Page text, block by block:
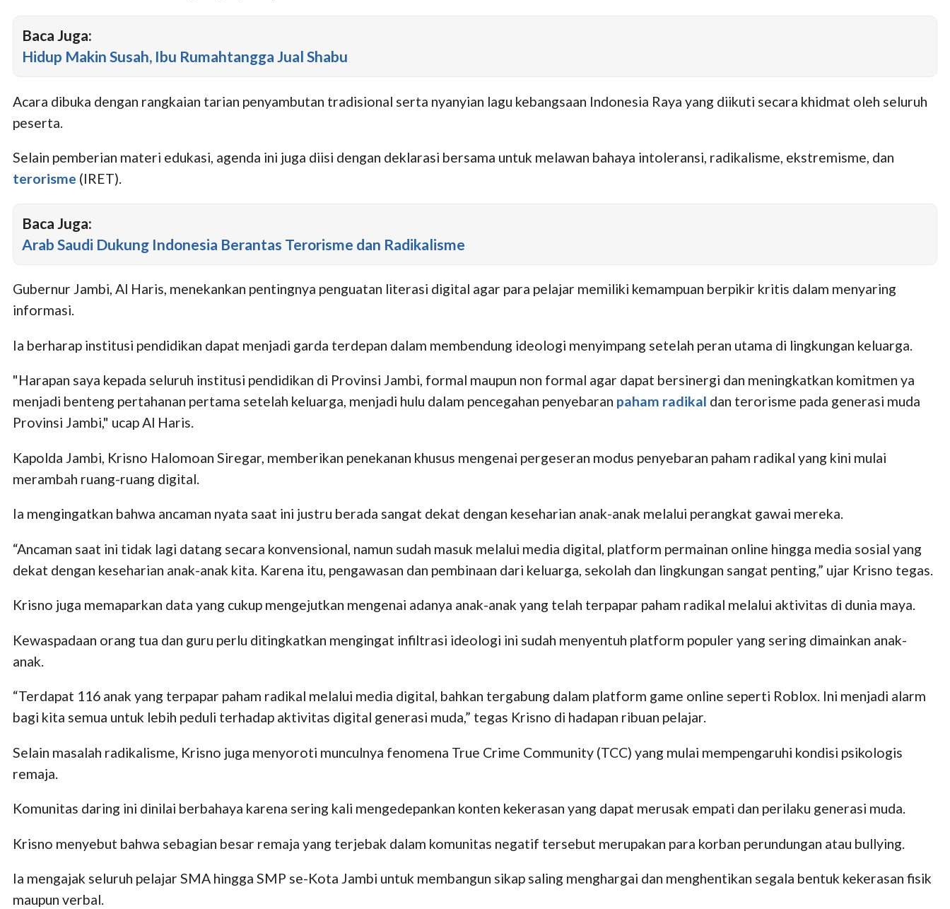
Baca Juga:
Hidup Makin Susah, Ibu Rumahtangga Jual Shabu
Acara dibuka dengan rangkaian tarian penyambutan tradisional serta nyanyian lagu kebangsaan Indonesia Raya yang diikuti secara khidmat oleh seluruh
peserta.
Selain pemberian materi edukasi, agenda ini juga diisi dengan deklarasi bersama untuk melawan bahaya intoleransi, radikalisme, ekstremisme, dan
terorisme (IRET).
Baca Juga:
Arab Saudi Dukung Indonesia Berantas Terorisme dan Radikalisme
Gubernur Jambi, Al Haris, menekankan pentingnya penguatan literasi digital agar para pelajar memiliki kemampuan berpikir kritis dalam menyaring
informasi.
Ia berharap institusi pendidikan dapat menjadi garda terdepan dalam membendung ideologi menyimpang setelah peran utama di lingkungan keluarga.
"Harapan saya kepada seluruh institusi pendidikan di Provinsi Jambi, formal maupun non formal agar dapat bersinergi dan meningkatkan komitmen ya
menjadi benteng pertahanan pertama setelah keluarga, menjadi hulu dalam pencegahan penyebaran paham radikal dan terorisme pada generasi muda
Provinsi Jambi," ucap Al Haris.
Kapolda Jambi, Krisno Halomoan Siregar, memberikan penekanan khusus mengenai pergeseran modus penyebaran paham radikal yang kini mulai
merambah ruang-ruang digital.
Ia mengingatkan bahwa ancaman nyata saat ini justru berada sangat dekat dengan keseharian anak-anak melalui perangkat gawai mereka.
“Ancaman saat ini tidak lagi datang secara konvensional, namun sudah masuk melalui media digital, platform permainan online hingga media sosial yang
dekat dengan keseharian anak-anak kita. Karena itu, pengawasan dan pembinaan dari keluarga, sekolah dan lingkungan sangat penting,” ujar Krisno tegas.
Krisno juga memaparkan data yang cukup mengejutkan mengenai adanya anak-anak yang telah terpapar paham radikal melalui aktivitas di dunia maya.
Kewaspadaan orang tua dan guru perlu ditingkatkan mengingat infiltrasi ideologi ini sudah menyentuh platform populer yang sering dimainkan anak-
anak.
“Terdapat 116 anak yang terpapar paham radikal melalui media digital, bahkan tergabung dalam platform game online seperti Roblox. Ini menjadi alarm
bagi kita semua untuk lebih peduli terhadap aktivitas digital generasi muda,” tegas Krisno di hadapan ribuan pelajar.
Selain masalah radikalisme, Krisno juga menyoroti munculnya fenomena True Crime Community (TCC) yang mulai mempengaruhi kondisi psikologis
remaja.
Komunitas daring ini dinilai berbahaya karena sering kali mengedepankan konten kekerasan yang dapat merusak empati dan perilaku generasi muda.
Krisno menyebut bahwa sebagian besar remaja yang terjebak dalam komunitas negatif tersebut merupakan para korban perundungan atau bullying.
Ia mengajak seluruh pelajar SMA hingga SMP se-Kota Jambi untuk membangun sikap saling menghargai dan menghentikan segala bentuk kekerasan fisik
maupun verbal.